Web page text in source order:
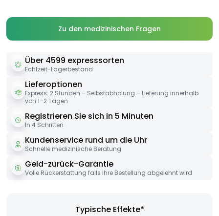
Zu den medizinischen Fragen
Über 4599 expresssorten
Echtzeit-Lagerbestand
Lieferoptionen
Express: 2 Stunden – Selbstabholung – Lieferung innerhalb
von 1–2 Tagen
Registrieren Sie sich in 5 Minuten
In 4 Schritten
Kundenservice rund um die Uhr
Schnelle medizinische Beratung
Geld-zurück-Garantie
Volle Rückerstattung falls Ihre Bestellung abgelehnt wird
Typische Effekte*